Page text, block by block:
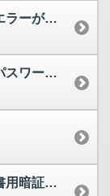
マイナポータル連携にて、「予期せぬエラーが発生しました。このウィンドウを閉じてください。」と表...
「パスワードがロックしているため、パスワードを変更できませんでした。お住まいの市区町村の窓口で...
マイナンバーカードの署名用電子証明書用暗証番号（英数字6～16文字）がロックされてしまいました...